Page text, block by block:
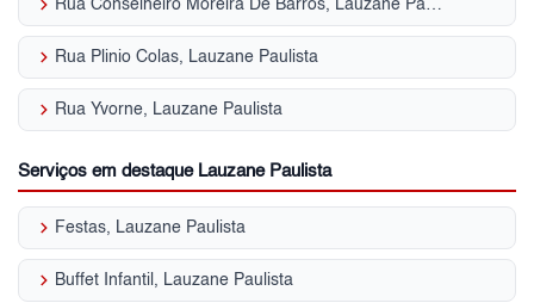
Rua Conselheiro Moreira De Barros, Lauzane Paulista
keyboard_arrow_right Rua Plinio Colas, Lauzane Paulista
keyboard_arrow_right Rua Yvorne, Lauzane Paulista
Serviços em destaque Lauzane Paulista
keyboard_arrow_right Festas, Lauzane Paulista
keyboard_arrow_right Buffet Infantil, Lauzane Paulista